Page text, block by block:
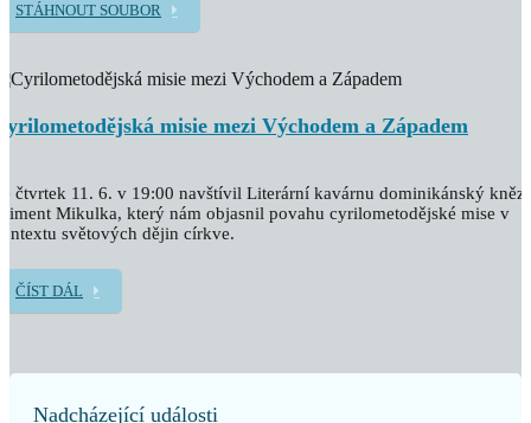
STÁHNOUT SOUBOR
misie mezi Východem a Západem
čtvrtek 11. 6. v 19:00 navštívil Literární kavárnu dominikánský kněz
Mikulka, který nám objasnil povahu cyrilometodějské mise v
světových dějin církve.
ČÍST DÁL
Nadcházející události